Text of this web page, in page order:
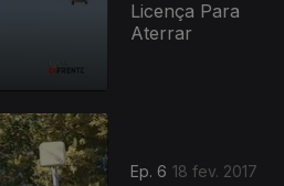
Licença Para
Aterrar
Ep. 6 18 fev. 2017